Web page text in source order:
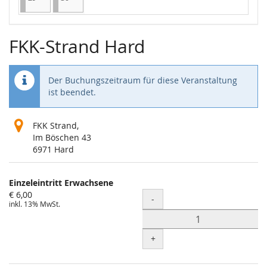
FKK-Strand Hard
Der Buchungszeitraum für diese Veranstaltung
ist beendet.
FKK Strand,
Im Böschen 43
6971 Hard
Produkte
Unkategorisierte
Produkte
Einzeleintritt Erwachsene
€ 6,00
inkl. 13% MwSt. Menge
-
+